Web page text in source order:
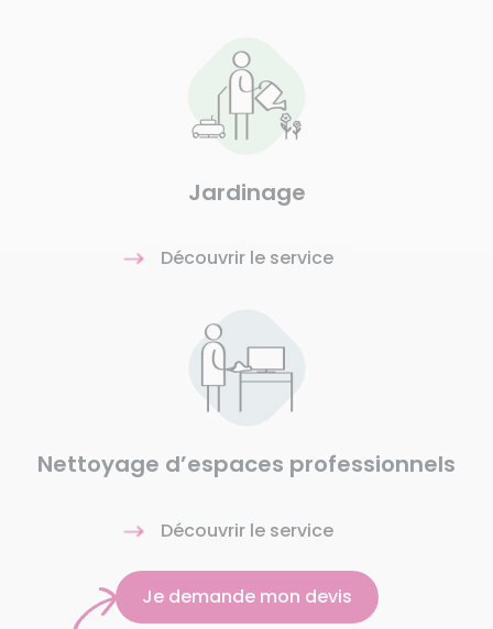
Jardinage
Découvrir le service
Nettoyage d’espaces professionnels
Découvrir le service
Je demande mon devis